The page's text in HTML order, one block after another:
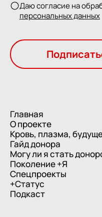
Даю согласие на
персональных данных
Главная
О проекте
Кровь, плазма,
Гайд донора
Могу ли я стать
Поколение +Я
Спецпроекты
+Статус
Подкаст